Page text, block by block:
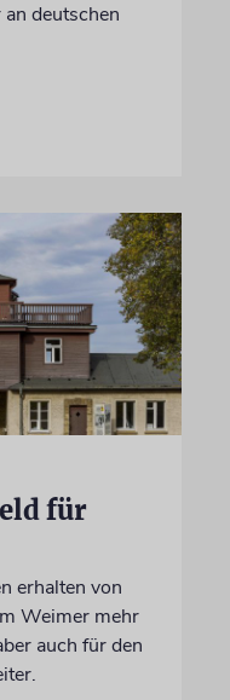
deutschen
für
erhalten von
Weimer mehr
auch für den